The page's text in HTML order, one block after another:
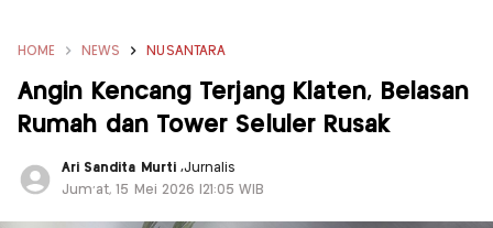
HOME NEWS NUSANTARA
Angin Kencang Terjang Klaten, Belasan
Rumah dan Tower Seluler Rusak
Ari Sandita Murti ,Jurnalis
Jum'at, 15 Mei 2026 |21:05 WIB